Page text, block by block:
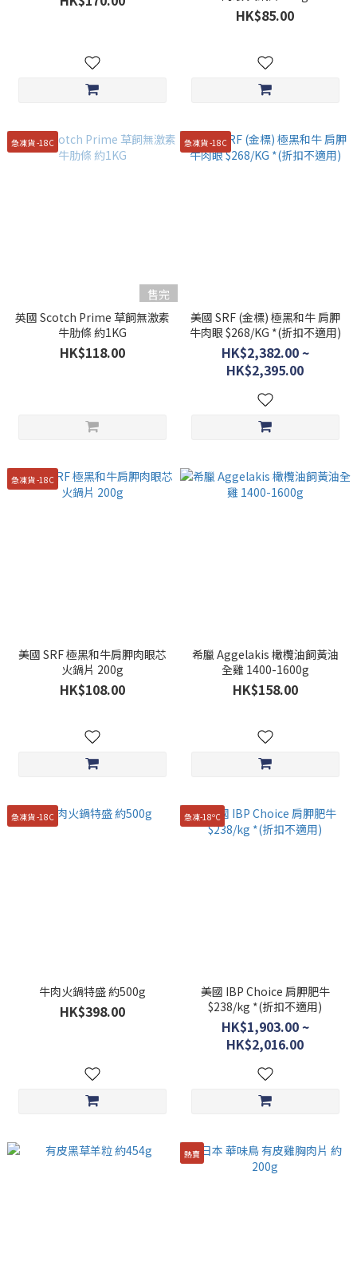
HK$85.00
急凍貨 -18C
售完
英國 Scotch Prime 草飼無激素
牛肋條 約1KG
HK$118.00
急凍貨 -18C
美國 SRF (金標) 極黑和牛 肩胛
牛肉眼 $268/KG *(折扣不適用)
HK$2,382.00 ~
HK$2,395.00
急凍貨 -18C
美國 SRF 極黑和牛肩胛肉眼芯
火鍋片 200g
HK$108.00
希臘 Aggelakis 橄欖油飼黃油
全雞 1400-1600g
HK$158.00
急凍貨 -18C
牛肉火鍋特盛 約500g
HK$398.00
急凍-18ºC
美國 IBP Choice 肩胛肥牛
$238/kg *(折扣不適用)
HK$1,903.00 ~
HK$2,016.00
熱賣